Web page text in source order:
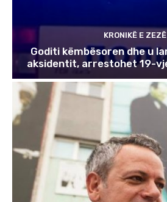
KRONIKË E ZEZË
Goditi këmbësoren dhe u
aksidentit, arrestohet 19-